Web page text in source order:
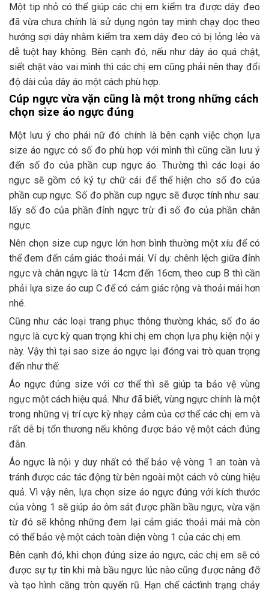
Một tip nhỏ có thể giúp các chị em kiểm tra được dây đeo
đã vừa chưa chính là sử dụng ngón tay mình chạy dọc theo
hướng sợi dây nhằm kiểm tra xem dây đeo có bị lỏng lẻo và
dễ tuột hay không. Bên cạnh đó, nếu như dây áo quá chật,
siết chặt vào vai mình thì các chị em cũng phải nên thay đổi
độ dài của dây áo một cách phù hợp.
Cúp ngực vừa vặn cũng là một trong những cách
chọn size áo ngực đúng
Một lưu ý cho phái nữ đó chính là bên cạnh việc chọn lựa
size áo ngực có số đo phù hợp với mình thì cũng cần lưu ý
đến số đo của phần cup ngực áo. Thường thì các loại áo
ngực sẽ gồm có ký tự chữ cái để thể hiện cho số đo của
phần cup ngực. Số đo phần cup ngực sẽ được tính như sau:
lấy số đo của phần đỉnh ngực trừ đi số đo của phần chân
ngực.
Nên chọn size cup ngực lớn hơn bình thường một xíu để có
thể đem đến cảm giác thoải mái. Ví dụ: chênh lệch giữa đỉnh
ngực và chân ngực là từ 14cm đến 16cm, theo cup B thì cần
phải lựa size áo cup C để có cảm giác rộng và thoải mái hơn
nhé.
Cũng như các loại trang phục thông thường khác, số đo áo
ngực là cực kỳ quan trọng khi chị em chọn lựa phụ kiện nội y
này. Vậy thì tại sao size áo ngực lại đóng vai trò quan trọng
đến như thế:
Áo ngực đúng size với cơ thể thì sẽ giúp ta bảo vệ vùng
ngực một cách hiệu quả. Như đã biết, vùng ngực chính là một
trong những vị trí cực kỳ nhạy cảm của cơ thể các chị em và
rất dễ bị tổn thương nếu không được bảo vệ một cách đúng
đắn.
Áo ngực là nội y duy nhất có thể bảo vệ vòng 1 an toàn và
tránh được các tác động từ bên ngoài một cách vô cùng hiệu
quả. Vì vậy nên, lựa chọn size áo ngực đúng với kích thước
của vòng 1 sẽ giúp áo ôm sát được phần bầu ngực, vừa vặn
từ đó sẽ không những đem lại cảm giác thoải mái mà còn
có thể bảo vệ một cách toàn diện vòng 1 của các chị em.
Bên cạnh đó, khi chọn đúng size áo ngực, các chị em sẽ có
được sự tự tin khi mà bầu ngực lúc nào cũng được nâng đỡ
và tạo hình căng tròn quyến rũ. Hạn chế cáctình trạng chảy